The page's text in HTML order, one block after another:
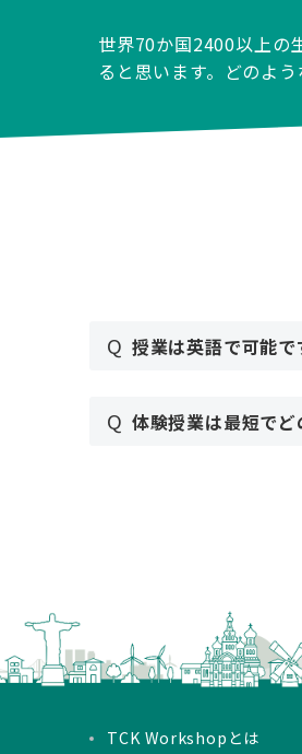
世界70か国2400以上の
ると思います。どのよ
Q 授業は英語で可能で
Q 体験授業は最短で
TCK Workshopとは